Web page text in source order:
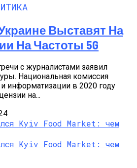
Выставят На
На Частоты 5G
с журналистами заявил
Национальная комиссия
информатизации в 2020 году
на...